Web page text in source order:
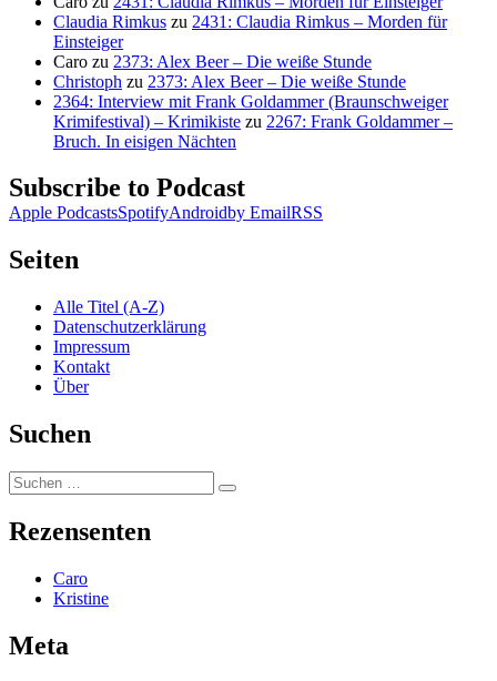
Claudia Rimkus zu 2431: Claudia Rimkus – Morden für
Einsteiger
Caro zu 2373: Alex Beer – Die weiße Stunde
Christoph zu 2373: Alex Beer – Die weiße Stunde
2364: Interview mit Frank Goldammer (Braunschweiger
Krimifestival) – Krimikiste zu 2267: Frank Goldammer –
Bruch. In eisigen Nächten
Subscribe to Podcast
Apple PodcastsSpotifyAndroidby EmailRSS
Seiten
Alle Titel (A-Z)
Datenschutzerklärung
Impressum
Kontakt
Über
Suchen
Suchen
nach:
Suchen
Rezensenten
Caro
Kristine
Meta